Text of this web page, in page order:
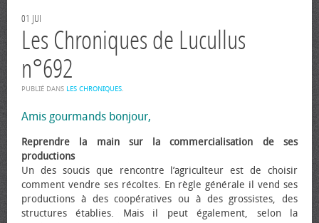
01 JUI
Les Chroniques de Lucullus
n°692
PUBLIÉ DANS LES CHRONIQUES.
Amis gourmands bonjour,
Reprendre la main sur la commercialisation de ses
productions
Un des soucis que rencontre l’agriculteur est de choisir
comment vendre ses récoltes. En règle générale il vend ses
productions à des coopératives ou à des grossistes, des
structures établies. Mais il peut également, selon la